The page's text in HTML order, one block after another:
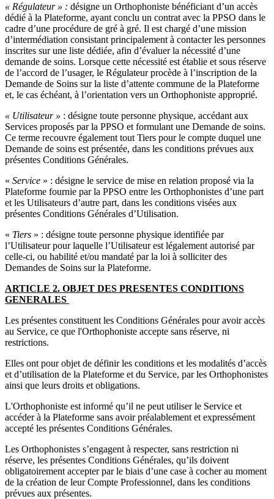
« Régulateur » : désigne un Orthophoniste bénéficiant d’un accès
dédié à la Plateforme, ayant conclu un contrat avec la PPSO dans le
cadre d’une procédure de gré à gré. Il est chargé d’une mission
d’intermédiation consistant principalement à contacter les personnes
inscrites sur une liste dédiée, afin d’évaluer la nécessité d’une
demande de soins. Lorsque cette nécessité est établie et sous réserve
de l’accord de l’usager, le Régulateur procède à l’inscription de la
Demande de Soins sur la liste d’attente commune de la Plateforme
et, le cas échéant, à l’orientation vers un Orthophoniste approprié.
« Utilisateur » : désigne toute personne physique, accédant aux
Services proposés par la PPSO et formulant une Demande de soins.
Ce terme recouvre également tout Tiers pour le compte duquel une
Demande de soins est présentée, dans les conditions prévues aux
présentes Conditions Générales.
« Service » : désigne le service de mise en relation proposé via la
Plateforme fournie par la PPSO entre les Orthophonistes d’une part
et les Utilisateurs d’autre part, dans les conditions visées aux
présentes Conditions Générales d’Utilisation.
« Tiers » : désigne toute personne physique identifiée par
l’Utilisateur pour laquelle l’Utilisateur est légalement autorisé par
celle-ci, ou habilité et/ou mandaté par la loi à solliciter des
Demandes de Soins sur la Plateforme.
ARTICLE 2. OBJET DES PRESENTES CONDITIONS
GENERALES
Les présentes constituent les Conditions Générales pour avoir accès
au Service, ce que l'Orthophoniste accepte sans réserve, ni
restrictions.
Elles ont pour objet de définir les conditions et les modalités d’accès
et d’utilisation de la Plateforme et du Service, par les Orthophonistes
ainsi que leurs droits et obligations.
L'Orthophoniste est informé qu’il ne peut utiliser le Service et
accéder à la Plateforme sans avoir préalablement et expressément
accepté les présentes Conditions Générales.
Les Orthophonistes s’engagent à respecter, sans restriction ni
réserve, les présentes Conditions Générales, qu’ils doivent
obligatoirement accepter par le biais d’une case à cocher au moment
de la création de leur Compte Professionnel, dans les conditions
prévues aux présentes.